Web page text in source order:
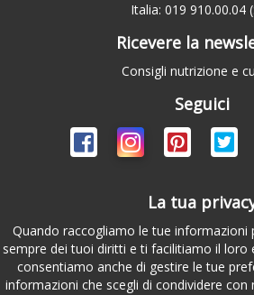
Italia: 019 910.00.04
Ricevere la
Consigli nutrizione e
Seguici
La tua
Quando raccogliamo le tue
sempre dei tuoi diritti e ti facilitiamo il loro
consentiamo anche di gestire le tue
informazioni che scegli di condividere